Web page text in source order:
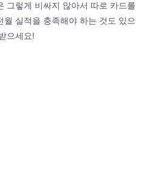
그렇게 비싸지 않아서 따로 카드를
월 실적을 충족해야 하는 것도 있으
으세요!